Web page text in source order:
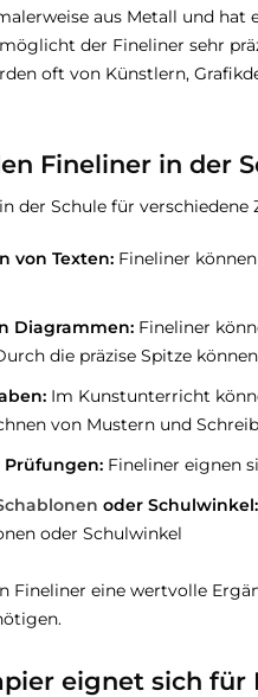
aus Metall und hat
der Fineliner sehr
oft von Künstlern,
Fineliner in der
der Schule für
von Texten: Fineliner
Diagrammen: Fineliner
die präzise Spitze
Im Kunstunterricht
von Mustern und
Prüfungen: Fineliner eignen
oder Schulwinkel:
oder Schulwinkel
Fineliner eine wertvolle
eignet sich für